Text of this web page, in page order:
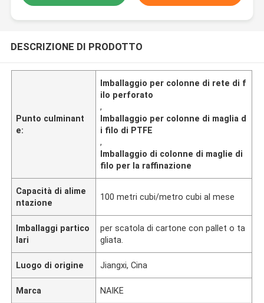
DESCRIZIONE DI PRODOTTO
Punto culminant
e:
Imballaggio per colonne di rete di f
ilo perforato
,
Imballaggio per colonne di maglia d
i filo di PTFE
,
Imballaggio di colonne di maglie di
filo per la raffinazione
Capacità di alime
ntazione
100 metri cubi/metro cubi al mese
Imballaggi partico
lari
per scatola di cartone con pallet o ta
gliata.
Luogo di origine Jiangxi, Cina
Marca NAIKE